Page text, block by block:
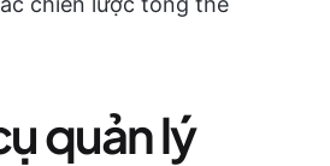
quản lý